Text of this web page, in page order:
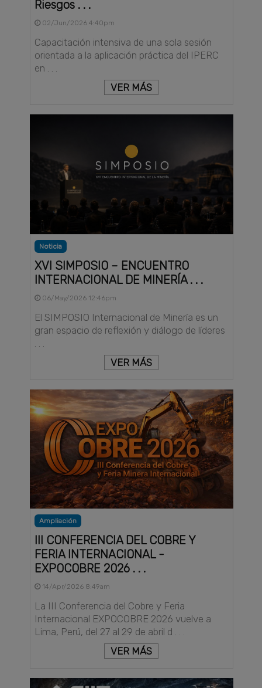
Riesgos . . .
02/Jun/2026 4:40pm
Capacitación intensiva de una sola sesión
orientada a la aplicación práctica del IPERC
en . . .
VER MÁS
Noticia
XVI SIMPOSIO – ENCUENTRO
INTERNACIONAL DE MINERÍA . . .
06/May/2026 12:46pm
El SIMPOSIO Internacional de Minería es un
gran espacio de reflexión y diálogo de líderes
VER MÁS
Ampliación
III CONFERENCIA DEL COBRE Y
FERIA INTERNACIONAL -
EXPOCOBRE 2026 . . .
14/Apr/2026 8:49am
La III Conferencia del Cobre y Feria
Internacional EXPOCOBRE 2026 vuelve a
Lima, Perú, del 27 al 29 de abril d . . .
VER MÁS